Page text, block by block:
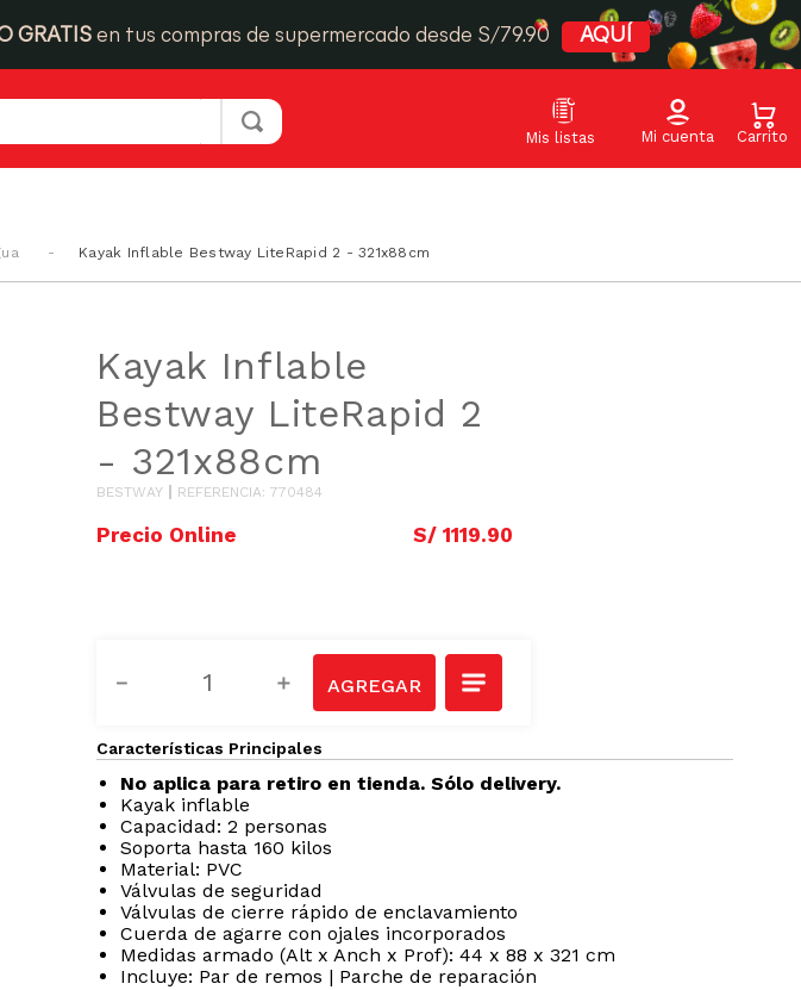
GRATIS en tus compras de supermercado desde S/79.90 AQUÍ
Kayak Inflable Bestway LiteRapid 2 - 321x88cm
Kayak Inflable
Bestway LiteRapid 2
- 321x88cm
BESTWAY REFERENCIA: 770484
S/ 1119.90
＋
－
Características Principales
No aplica para retiro en tienda. Sólo delivery.
Kayak inflable
Capacidad: 2 personas
Soporta hasta 160 kilos
Material: PVC
Válvulas de seguridad
Válvulas de cierre rápido de enclavamiento
Cuerda de agarre con ojales incorporados
Medidas armado (Alt x Anch x Prof): 44 x 88 x 321 cm
Incluye: Par de remos | Parche de reparación